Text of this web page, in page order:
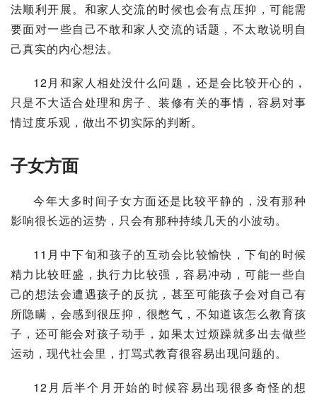
法顺利开展。和家人交流的时候也会有点压抑，可能需
要面对一些自己不敢和家人交流的话题，不太敢说明自
己真实的内心想法。
12月和家人相处没什么问题，还是会比较开心的，
只是不大适合处理和房子、装修有关的事情，容易对事
情过度乐观，做出不切实际的判断。
子女方面
今年大多时间子女方面还是比较平静的，没有那种
影响很长远的运势，只会有那种持续几天的小波动。
11月中下旬和孩子的互动会比较愉快，下旬的时候
精力比较旺盛，执行力比较强，容易冲动，可能一些自
己的想法会遭遇孩子的反抗，甚至可能孩子会对自己有
所隐瞒，会感到很压抑，很憋气，不知道该怎么教育孩
子，还可能会对孩子动手，如果太过烦躁就多出去做些
运动，现代社会里，打骂式教育很容易出现问题的。
12月后半个月开始的时候容易出现很多奇怪的想